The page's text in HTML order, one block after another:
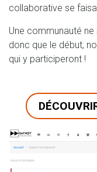
collaborative se
Une communauté
donc que le début,
qui y participeront !